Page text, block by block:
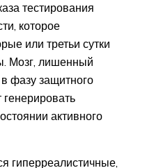
тестирования
которое
или третьи сутки
Мозг, лишенный
фазу защитного
активного
гиперреалистичные,